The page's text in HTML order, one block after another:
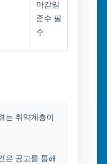
마감일
준수 필
수
는 취약계층이
은 공고를 통해